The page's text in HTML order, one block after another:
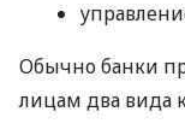
Обычно банки
лицам два вида